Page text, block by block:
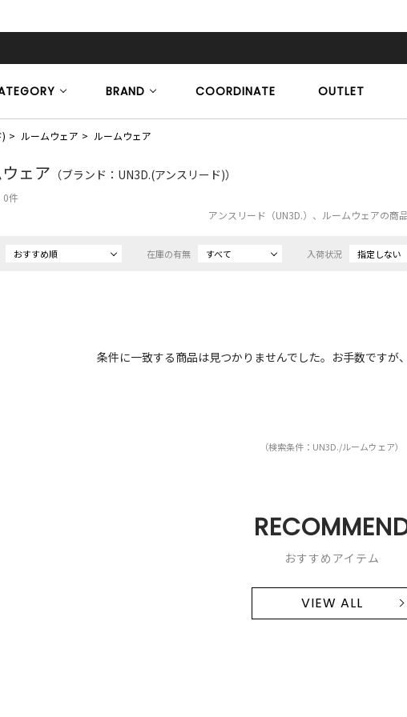
BRAND COORDINATE OUTLET
ルームウェア ルームウェア
ェア （ブランド：UN3D.(アンスリード)）
0件
アンスリード（UN3D.）、ルームウェアの商
おすすめ順 在庫の有無 すべて 入荷状況 指定しない
条件に一致する商品は見つかりませんでした。お手数ですが
（検索条件：UN3D./ルームウェア）
おすすめアイテム
VIEW ALL